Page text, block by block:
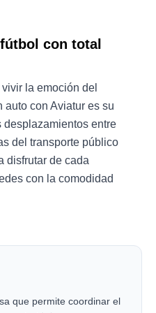
con total
la emoción del
auto con Aviatur es su
entre
del transporte público
disfrutar de cada
con la comodidad
que permite coordinar el